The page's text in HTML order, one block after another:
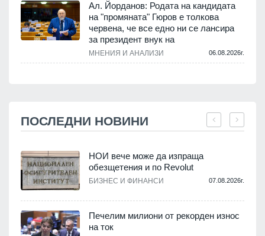
Ал. Йорданов: Родата на кандидата
на "промяната" Гюров е толкова
червена, че все едно ни се лансира
за президент внук на
МНЕНИЯ И АНАЛИЗИ 06.08.2026г.
ПОСЛЕДНИ НОВИНИ
НОИ вече може да изпраща
обезщетения и по Revolut
БИЗНЕС И ФИНАНСИ 07.08.2026г.
Печелим милиони от рекорден износ
на ток